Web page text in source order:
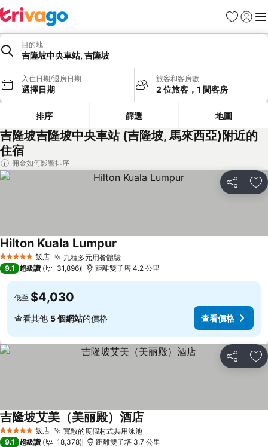
我的最愛
登入 選
目的地
吉隆坡中央車站, 吉隆坡
入住日期/退房日期
選擇日期
旅客和客房數
2 位旅客，1 間客房
排序 篩選 地圖
吉隆坡吉隆坡中央車站 (吉隆坡, 馬來西亞)附近的
住宿
佣金如何影響排序
分享 加
5 星級 飯店 九種多元用餐體驗查看價格
Hilton Kuala Lumpur
9.1 超級讚 31,896 距離雙子塔 4.2 公里
低至 $4,030
查看其他 5 個網站的價格 查看價格
分享 加
5 星級 飯店 寬敞的度假村式共用泳池查看價格
吉隆坡艾美（美丽殿）酒店
9.1 超級讚 18,378 距離雙子塔 3.7 公里